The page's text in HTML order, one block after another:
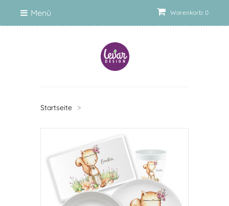
Warenkorb: 0
Menü
Startseite >